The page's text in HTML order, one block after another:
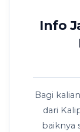
Info
Bagi
dari
baiknya